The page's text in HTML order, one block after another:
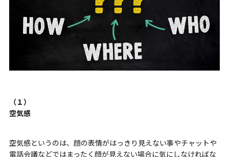
（１）
空気感
空気感というのは、顔の表情がはっきり見えない事やチャットや
電話会議などではまったく顔が見えない場合に気にしなければな